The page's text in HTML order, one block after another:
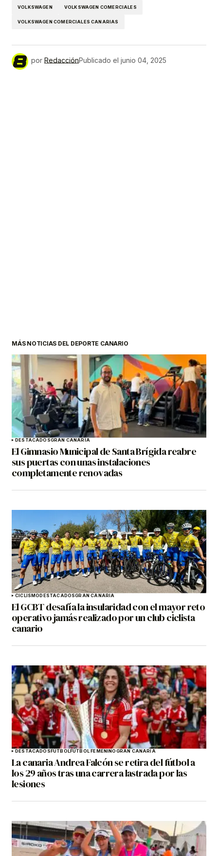
VOLKSWAGEN VOLKSWAGEN COMERCIALES
VOLKSWAGEN COMERCIALES CANARIAS
por RedacciónPublicado el junio 04, 2025
MÁS NOTICIAS DEL DEPORTE CANARIO
DESTACADOSGRAN CANARIA
El Gimnasio Municipal de Santa Brígida reabre
sus puertas con unas instalaciones
completamente renovadas
CICLISMODESTACADOSGRAN CANARIA
El GCBT desafía la insularidad con el mayor reto
operativo jamás realizado por un club ciclista
canario
DESTACADOSFÚTBOLFÚTBOL FEMENINOGRAN CANARIA
La canaria Andrea Falcón se retira del fútbol a
los 29 años tras una carrera lastrada por las
lesiones